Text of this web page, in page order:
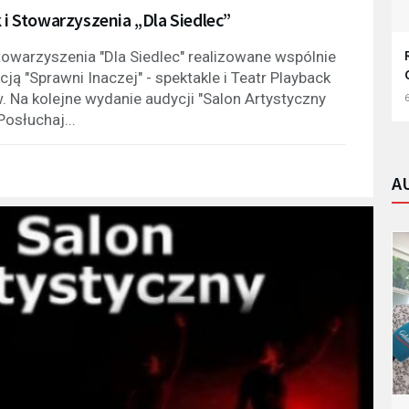
„Dla Siedlec”
"Dla Siedlec" realizowane wspólnie
"Sprawni Inaczej" - spektakle i Teatr Playback
kolejne wydanie audycji "Salon Artystyczny